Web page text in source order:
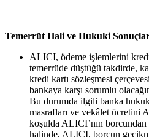
Temerrüt Hali ve Hukuki
ALICI, ödeme işlemlerini kredi
temerrüde düştüğü takdirde,
kredi kartı sözleşmesi
bankaya karşı sorumlu
Bu durumda ilgili banka
masrafları ve vekâlet ücretini
koşulda ALICI’nın borcundan
halinde, ALICI, borcun